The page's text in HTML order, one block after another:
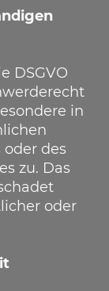
DSGVO
in
des
zu. Das
oder